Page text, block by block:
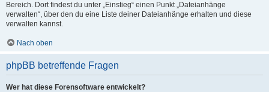
Bereich. Dort findest du unter „Einstieg“ einen Punkt „Dateianhänge
verwalten“, über den du eine Liste deiner Dateianhänge erhalten und diese
verwalten kannst.
Nach oben
phpBB betreffende Fragen
Wer hat diese Forensoftware entwickelt?